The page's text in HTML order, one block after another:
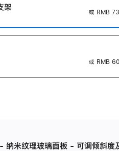
架
或 RMB
或 RMB
米纹理玻璃面板 - 可调倾斜度